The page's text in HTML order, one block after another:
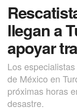
llegan a
apoyar
Los
de México en
próximas horas
desastre.